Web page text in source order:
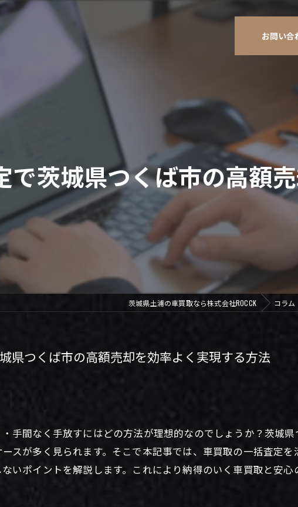
お問い合
で茨城県つくば市の高額
茨城県土浦の車買取なら株式会社ROCCK コラム
県つくば市の高額売却を効率よく実現する方法
手間なく手放すにはどの方法が理想的なのでしょうか？茨城
スが多く見られます。そこで本記事では、車買取の一括査定
いポイントを解説します。これにより納得のいく車買取と安